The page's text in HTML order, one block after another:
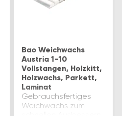
Bao Weichwachs
Austria 1-10
Vollstangen, Holzkitt,
Holzwachs, Parkett,
Laminat
Gebrauchsfertiges
Weichwachs zum